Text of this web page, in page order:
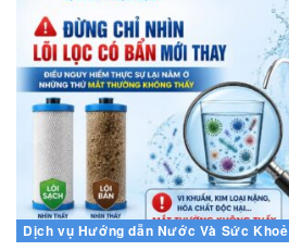
Dịch vụ Hướng dẫn Nước Và Sức Khoẻ